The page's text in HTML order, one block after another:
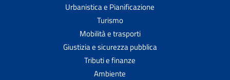
Urbanistica e Pianificazione
Turismo
Mobilità e trasporti
Giustizia e sicurezza pubblica
Tributi e finanze
Ambiente